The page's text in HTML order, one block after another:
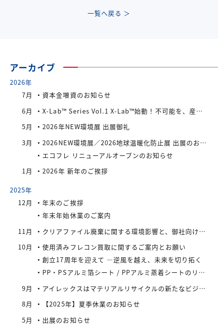
一覧へ戻る ＞
アーカイブ
2026年
7月
資本金増資のお知らせ
6月
X-Lab™ Series Vol.1 X-Lab™始動！不可能を、産業へ。
5月
2026年NEW環境展 出展御礼
3月
2026NEW環境展／2026地球温暖化防止展 出展のお知らせ
エコフレ リニューアルオープンのお知らせ
1月
2026年 新年のご挨拶
2025年
12月
年末のご挨拶
年末年始休業のご案内
11月
クリアファイル廃棄に関する環境影響と、御社向けの最適なリサイクル・買取対策
10月
使用済みフレコン買取に関するご案内とお願い
創立17周年を迎えて —逆風を越え、未来を切り拓く
PP・PSアルミ箔シート / PPアルミ蒸着シートのリサイクル先をお探しの業者様へ
9月
アイレックスはマテリアルリサイクルの新たなビジネスに着手
8月
【2025年】夏季休業のお知らせ
5月
出展のお知らせ